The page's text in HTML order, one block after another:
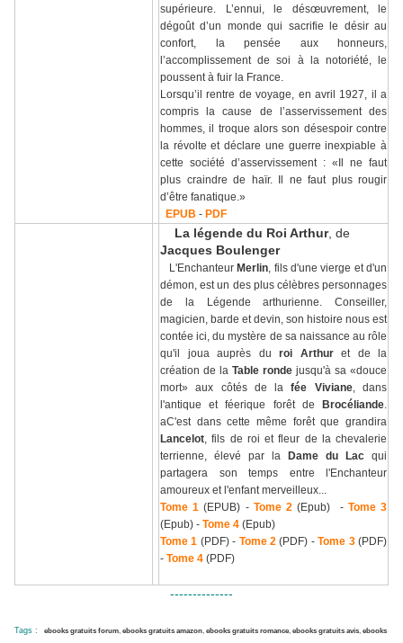
supérieure. L’ennui, le désœuvrement, le
dégoût d’un monde qui sacrifie le désir au
confort, la pensée aux honneurs,
l’accomplissement de soi à la notoriété, le
poussent à fuir la France.
Lorsqu’il rentre de voyage, en avril 1927, il a
compris la cause de l’asservissement des
hommes, il troque alors son désespoir contre
la révolte et déclare une guerre inexpiable à
cette société d’asservissement : «Il ne faut
plus craindre de haïr. Il ne faut plus rougir
d’être fanatique.»
EPUB - PDF
La légende du Roi Arthur, de
Jacques Boulenger
L'Enchanteur Merlin, fils d'une vierge et d'un
démon, est un des plus célèbres personnages
de la Légende arthurienne. Conseiller,
magicien, barde et devin, son histoire nous est
contée ici, du mystère de sa naissance au rôle
qu'il joua auprès du roi Arthuret de la
création de la Table ronde jusqu'à sa «douce
mort» aux côtés de lafée Viviane, dans
l'antique et féerique forêt de Brocéliande.
aC'est dans cette même forêt que grandira
Lancelot, fils de roi et fleur de la chevalerie
terrienne, élevé par la
Dame du Lac qui
partagera son temps entre l'Enchanteur
amoureux et l'enfant merveilleux...
Tome 1 (EPUB) - Tome 2 (Epub) - Tome 3
(Epub) - Tome 4 (Epub)
Tome 1 (PDF) - Tome 2 (PDF) -Tome 3(PDF)
- Tome 4 (PDF)
--------------
Tags : ebooks gratuits forum, ebooks gratuits amazon, ebooks gratuits romance, ebooks gratuits avis, ebooks